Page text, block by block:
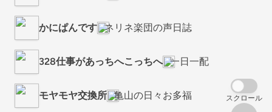
かにぱんです ネリネ楽団の声日誌
328仕事があっちへこっちへ 一日一配
モヤモヤ交換所 亀山の日々お多福 スクロール